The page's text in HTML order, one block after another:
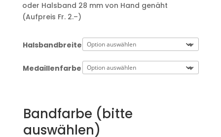
oder Halsband 28 mm von Hand genäht
(Aufpreis Fr. 2.–)
Halsbandbreite
Medaillenfarbe
Bandfarbe (bitte
auswählen)